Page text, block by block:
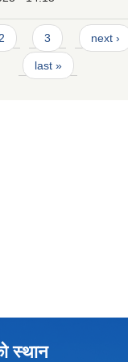
2 3 next ›
last »
स्थान